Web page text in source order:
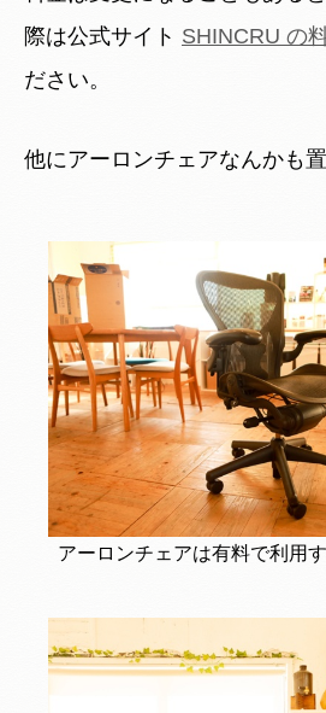
際は公式サイト SHINCRU の
ださい。
他にアーロンチェアなんかも置
アーロンチェアは有料で利用